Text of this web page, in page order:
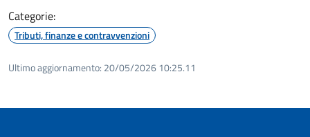
Categorie:
Tributi, finanze e contravvenzioni
Ultimo aggiornamento: 20/05/2026 10:25.11